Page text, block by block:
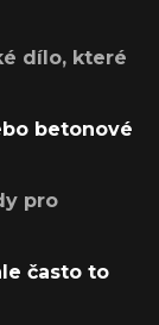
dílo, které
betonové
pro
často to